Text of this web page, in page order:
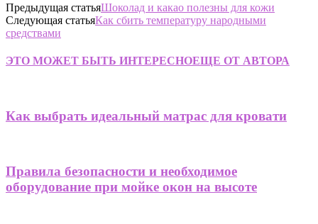
Предыдущая статьяШоколад и какао полезны для кожи
Следующая статьяКак сбить температуру народными
средствами
ЭТО МОЖЕТ БЫТЬ ИНТЕРЕСНОЕЩЕ ОТ АВТОРА
Как выбрать идеальный матрас для кровати
Правила безопасности и необходимое
оборудование при мойке окон на высоте